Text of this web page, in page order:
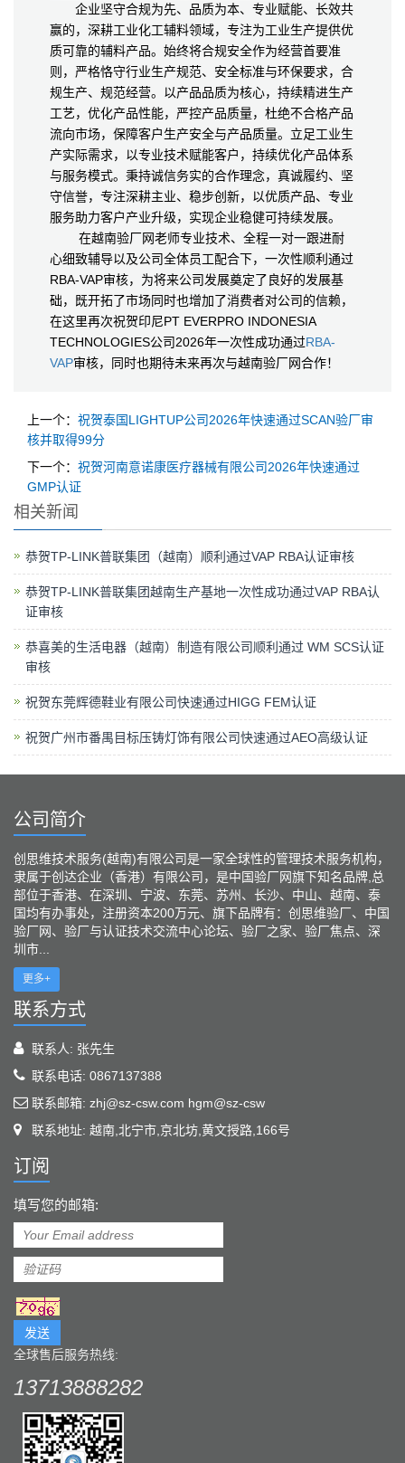
企业坚守合规为先、品质为本、专业赋能、长效共
赢的，深耕工业化工辅料领域，专注为工业生产提供优
质可靠的辅料产品。始终将合规安全作为经营首要准
则，严格恪守行业生产规范、安全标准与环保要求，合
规生产、规范经营。以产品品质为核心，持续精进生产
工艺，优化产品性能，严控产品质量，杜绝不合格产品
流向市场，保障客户生产安全与产品质量。立足工业生
产实际需求，以专业技术赋能客户，持续优化产品体系
与服务模式。秉持诚信务实的合作理念，真诚履约、坚
守信誉，专注深耕主业、稳步创新，以优质产品、专业
服务助力客户产业升级，实现企业稳健可持续发展。
在越南验厂网老师专业技术、全程一对一跟进耐
心细致辅导以及公司全体员工配合下，一次性顺利通过
RBA-VAP审核，为将来公司发展奠定了良好的发展基
础，既开拓了市场同时也增加了消费者对公司的信赖，
在这里再次祝贺印尼PT EVERPRO INDONESIA
TECHNOLOGIES公司2026年一次性成功通过RBA-
VAP审核，同时也期待未来再次与越南验厂网合作！
上一个： 祝贺泰国LIGHTUP公司2026年快速通过SCAN验厂审
核并取得99分
下一个： 祝贺河南意诺康医疗器械有限公司2026年快速通过
GMP认证
相关新闻
恭贺TP-LINK普联集团（越南）顺利通过VAP RBA认证审核
恭贺TP-LINK普联集团越南生产基地一次性成功通过VAP RBA认
证审核
恭喜美的生活电器（越南）制造有限公司顺利通过 WM SCS认证
审核
祝贺东莞辉德鞋业有限公司快速通过HIGG FEM认证
祝贺广州市番禺目标压铸灯饰有限公司快速通过AEO高级认证
公司简介
创思维技术服务(越南)有限公司是一家全球性的管理技术服务机构，
隶属于创达企业（香港）有限公司，是中国验厂网旗下知名品牌,总
部位于香港、在深圳、宁波、东莞、苏州、长沙、中山、越南、泰
国均有办事处，注册资本200万元、旗下品牌有：创思维验厂、中国
验厂网、验厂与认证技术交流中心论坛、验厂之家、验厂焦点、深
圳市...
更多+
联系方式
联系人: 张先生
联系电话: 0867137388
联系邮箱: zhj@sz-csw.com hgm@sz-csw
联系地址: 越南,北宁市,京北坊,黄文授路,166号
订阅
填写您的邮箱:
发送
全球售后服务热线:
13713888282